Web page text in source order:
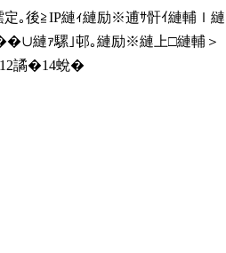
定｡後≧IP縺ｨ縺励※逋ｻ骭ｲ縺輔ｌ
縺ｧ騾｣邨｡縺励※縺上□縺輔＞
12譎�14蛻�